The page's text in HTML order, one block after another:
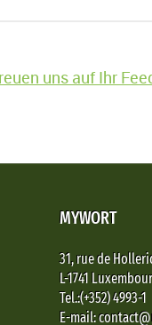
uns auf Ihr
MYWORT
31, rue de
L-1741
Tel.:(+352) 4993-1
E-mail: